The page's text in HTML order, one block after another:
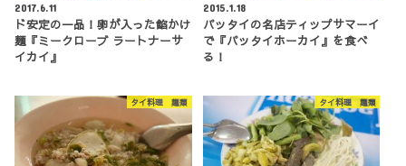
2017.6.11
ド安定の一品！卵が入った餡かけ
麺『ミークローブ ラートナーサ
イカイ』
2015.1.18
パッタイの名店ティップサマーイ
で『パッタイホーカイ』を食べ
る！
タイ料理 麺類 タイ料理 麺類